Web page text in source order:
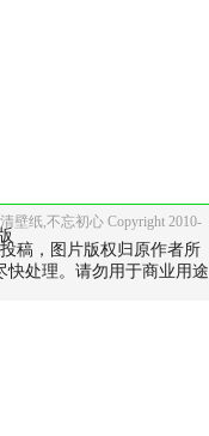
壁纸,不忘初心 Copyright 2010-
稿，图片版权归原作者所
快处理。请勿用于商业用途